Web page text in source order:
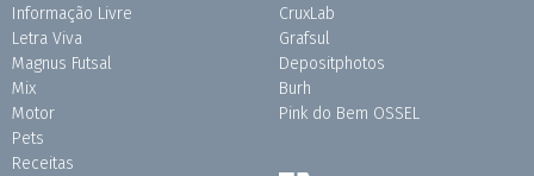
Informação Livre
Letra Viva
Magnus Futsal
Mix
Motor
Pets
Receitas
CruxLab
Grafsul
Depositphotos
Burh
Pink do Bem OSSEL